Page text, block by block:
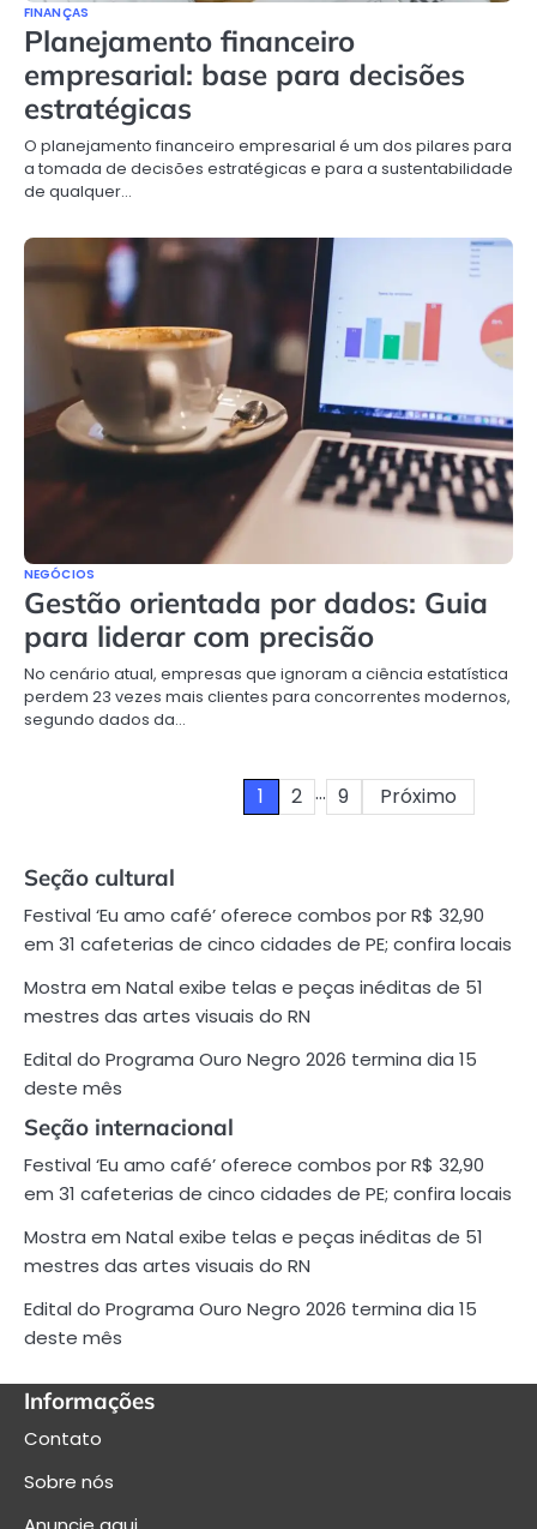
FINANÇAS
Planejamento financeiro
empresarial: base para decisões
estratégicas
O planejamento financeiro empresarial é um dos pilares para
a tomada de decisões estratégicas e para a sustentabilidade
de qualquer…
NEGÓCIOS
Gestão orientada por dados: Guia
para liderar com precisão
No cenário atual, empresas que ignoram a ciência estatística
perdem 23 vezes mais clientes para concorrentes modernos,
segundo dados da…
Paginação
posts
1 2 … 9 Próximo
Seção cultural
Festival ‘Eu amo café’ oferece combos por R$ 32,90
em 31 cafeterias de cinco cidades de PE; confira locais
Mostra em Natal exibe telas e peças inéditas de 51
mestres das artes visuais do RN
Edital do Programa Ouro Negro 2026 termina dia 15
deste mês
Seção internacional
Festival ‘Eu amo café’ oferece combos por R$ 32,90
em 31 cafeterias de cinco cidades de PE; confira locais
Mostra em Natal exibe telas e peças inéditas de 51
mestres das artes visuais do RN
Edital do Programa Ouro Negro 2026 termina dia 15
deste mês
Informações
Contato
Sobre nós